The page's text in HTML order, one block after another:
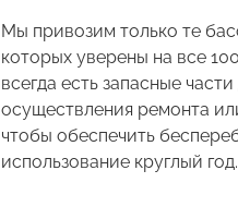
Мы привозим только те
которых уверены на все
всегда есть запасные части
осуществления ремонта
чтобы обеспечить
использование круглый год.